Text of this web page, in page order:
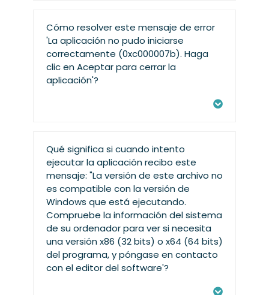
Cómo resolver este mensaje de error
'La aplicación no pudo iniciarse
correctamente (0xc000007b). Haga
clic en Aceptar para cerrar la
aplicación'?
Qué significa si cuando intento
ejecutar la aplicación recibo este
mensaje: "La versión de este archivo no
es compatible con la versión de
Windows que está ejecutando.
Compruebe la información del sistema
de su ordenador para ver si necesita
una versión x86 (32 bits) o x64 (64 bits)
del programa, y póngase en contacto
con el editor del software'?